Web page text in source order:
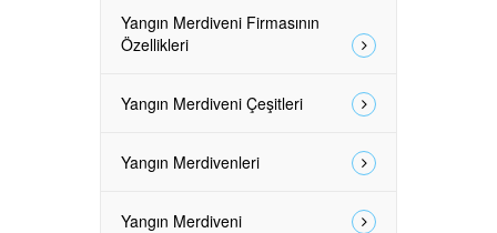
Yangın Merdiveni Firmasının
Özellikleri
Yangın Merdiveni Çeşitleri
Yangın Merdivenleri
Yangın Merdiveni